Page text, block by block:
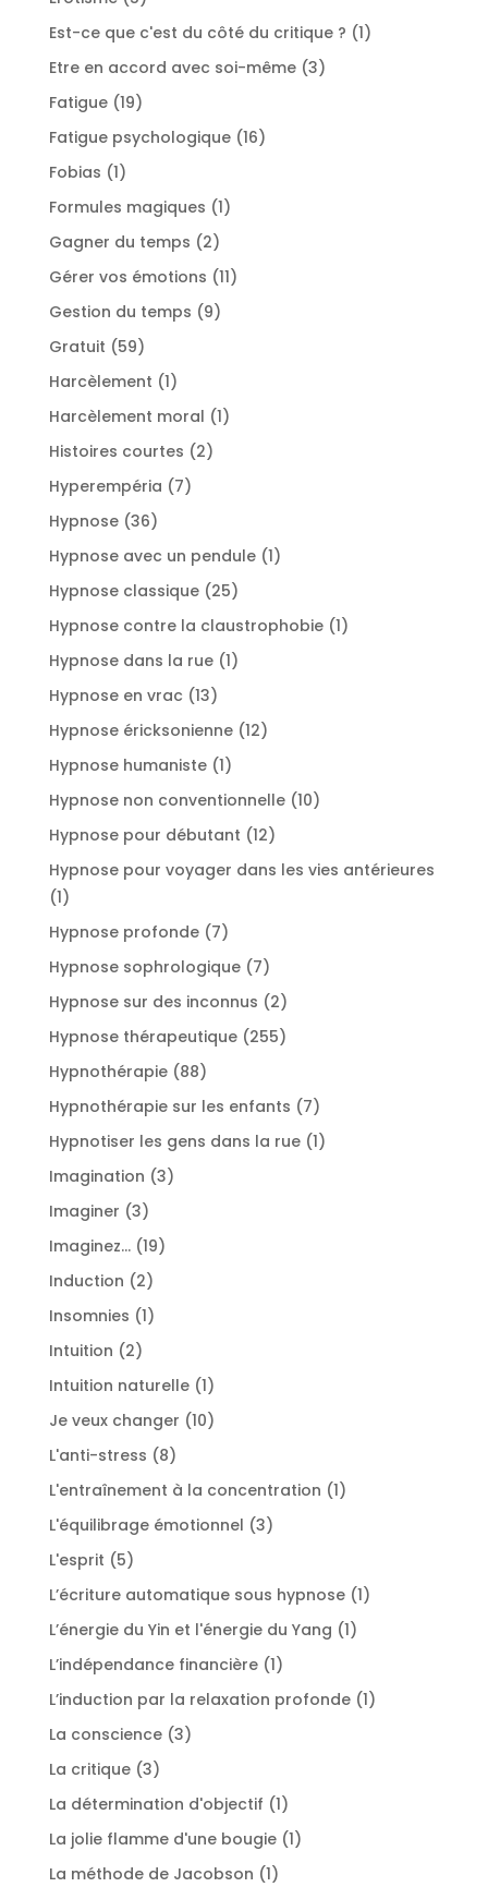
produits
Est-ce que c'est du côté du critique ? 11
Etre en accord avec soi-même 33
Fatigue 1919
produits
Fatigue psychologique 1616
Fobias 11
produit
Formules magiques 11
Gagner du temps 22
produits
Gérer vos émotions 1111
Gestion du temps 99
Gratuit 5959
produits
Harcèlement 11
produit
Harcèlement moral 11
Histoires courtes 22
Hyperempéria 77
Hypnose 3636
produits
Hypnose avec un pendule 11
Hypnose classique 2525
produits
Hypnose contre la claustrophobie 11
Hypnose dans la rue 11
Hypnose en vrac 1313
produits
Hypnose éricksonienne 1212
Hypnose humaniste 11
produit
Hypnose non conventionnelle 1010
Hypnose pour débutant 1212
produits
Hypnose pour voyager dans les vies antérieures
11
produit
Hypnose profonde 77
produits
Hypnose sophrologique 77
produits
Hypnose sur des inconnus 22
produits
Hypnose thérapeutique 255255
Hypnothérapie 8888
produits
Hypnothérapie sur les enfants 77
produits
Hypnotiser les gens dans la rue 11
Imagination 33
Imaginer 33
produits
Imaginez... 1919
Induction 22
produits
Insomnies 11
Intuition 22
produits
Intuition naturelle 11
produit
Je veux changer 1010
L'anti-stress 88
produits
L'entraînement à la concentration 11
L'équilibrage émotionnel 33
L'esprit 55
produits
L’écriture automatique sous hypnose 11
L’énergie du Yin et l'énergie du Yang 11
L’indépendance financière 11
produit
L’induction par la relaxation profonde 11
La conscience 33
La critique 33
produits
La détermination d'objectif 11
produit
La jolie flamme d'une bougie 11
La méthode de Jacobson 11